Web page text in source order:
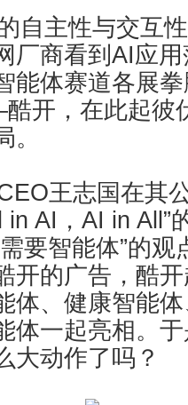
自主性与交互
厂商看到AI应
能体赛道各展
开，在此起彼
王志国在其
in AI，AI in All”
要智能体”的
开的广告，酷
体、健康智能
体一起亮相。
大动作了吗？